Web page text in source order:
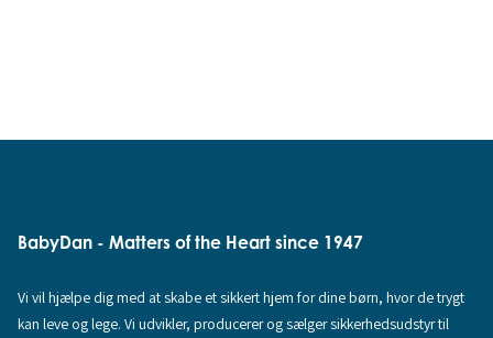
BabyDan - Matters of the Heart since 1947
Vi vil hjælpe dig med at skabe et sikkert hjem for dine børn, hvor de trygt
kan leve og lege. Vi udvikler, producerer og sælger sikkerhedsudstyr til